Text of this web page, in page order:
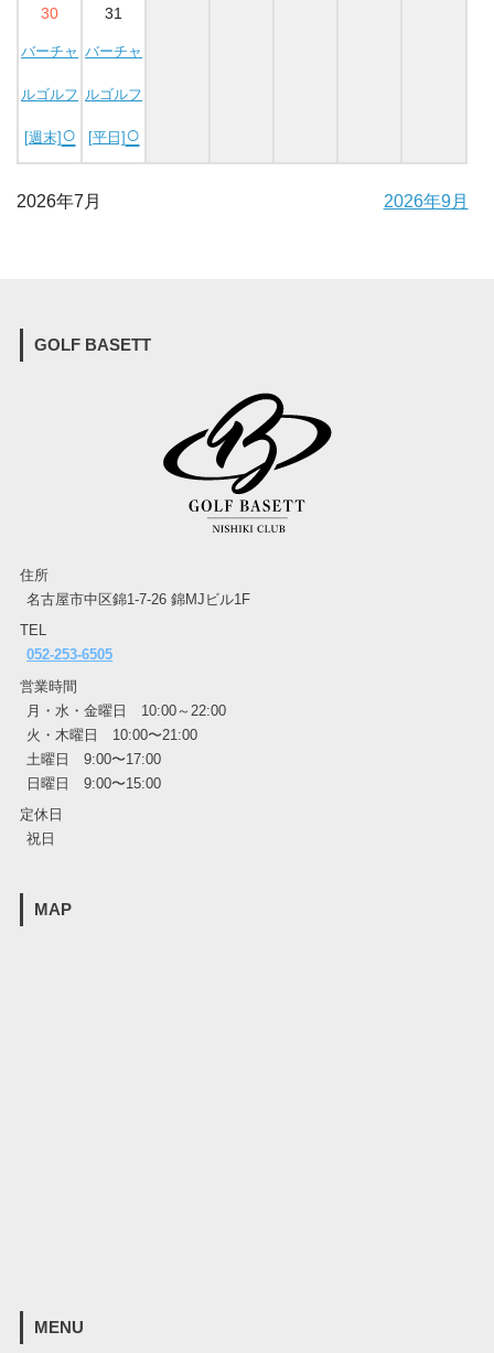
30
バーチャ
ルゴルフ
[週末] ○
31
バーチャ
ルゴルフ
[平日] ○
2026年7月 2026年9月
GOLF BASETT
住所
名古屋市中区錦1-7-26 錦MJビル1F
TEL
052-253-6505
営業時間
月・水・金曜日 10:00～22:00
火・木曜日 10:00〜21:00
土曜日 9:00〜17:00
日曜日 9:00〜15:00
定休日
祝日
MAP
MENU